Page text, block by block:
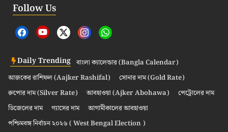
Follow Us
Daily Trending বাংলা ক্যালেন্ডার (Bangla Calendar)
আজকের রাশিফল (Aajker Rashifal)
সোনার দাম (Gold Rate)
রুপোর দাম (Silver Rate)
আবহাওয়া (Ajker Abohawa)
পেট্রোলের দাম
ডিজেলের দাম
গ্যাসের দাম
আগামীকালের আবহাওয়া
পশ্চিমবঙ্গ নির্বাচন ২০২৬ ( West Bengal Election )